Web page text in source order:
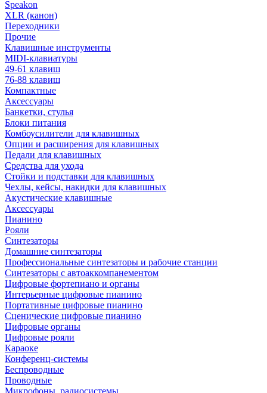
Speakon
XLR (канон)
Переходники
Прочие
Клавишные инструменты
MIDI-клавиатуры
49-61 клавиш
76-88 клавиш
Компактные
Аксессуары
Банкетки, стулья
Блоки питания
Комбоусилители для клавишных
Опции и расширения для клавишных
Педали для клавишных
Средства для ухода
Стойки и подставки для клавишных
Чехлы, кейсы, накидки для клавишных
Акустические клавишные
Аксессуары
Пианино
Рояли
Синтезаторы
Домашние синтезаторы
Профессиональные синтезаторы и рабочие станции
Синтезаторы с автоаккомпанементом
Цифровые фортепиано и органы
Интерьерные цифровые пианино
Портативные цифровые пианино
Сценические цифровые пианино
Цифровые органы
Цифровые рояли
Караоке
Конференц-системы
Беспроводные
Проводные
Микрофоны, радиосистемы